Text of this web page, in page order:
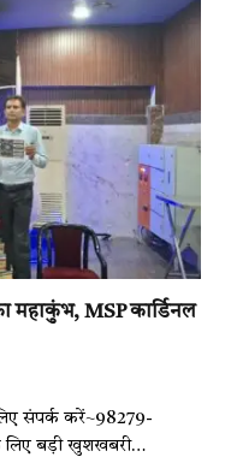
महाकुंभ, MSP कार्डिनल
संपर्क करें~98279-
लिए बड़ी खुशखबरी…